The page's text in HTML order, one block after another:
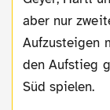
aber nur
Aufzusteigen
den Aufstieg
Süd spielen.